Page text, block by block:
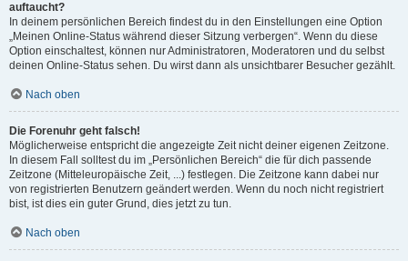
auftaucht?
In deinem persönlichen Bereich findest du in den Einstellungen eine Option
„Meinen Online-Status während dieser Sitzung verbergen“. Wenn du diese
Option einschaltest, können nur Administratoren, Moderatoren und du selbst
deinen Online-Status sehen. Du wirst dann als unsichtbarer Besucher gezählt.
Nach oben
Die Forenuhr geht falsch!
Möglicherweise entspricht die angezeigte Zeit nicht deiner eigenen Zeitzone.
In diesem Fall solltest du im „Persönlichen Bereich“ die für dich passende
Zeitzone (Mitteleuropäische Zeit, ...) festlegen. Die Zeitzone kann dabei nur
von registrierten Benutzern geändert werden. Wenn du noch nicht registriert
bist, ist dies ein guter Grund, dies jetzt zu tun.
Nach oben